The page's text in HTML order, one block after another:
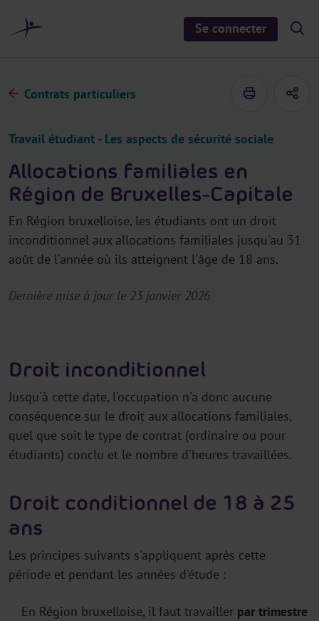
Se connecter
S
i
Contrats particuliers
Travail étudiant - Les aspects de sécurité sociale
Allocations familiales en
Région de Bruxelles-Capitale
En Région bruxelloise, les étudiants ont un droit
inconditionnel aux allocations familiales jusqu'au 31
août de l'année où ils atteignent l'âge de 18 ans.
Dernière mise à jour le 23 janvier 2026
Droit inconditionnel
Jusqu'à cette date, l'occupation n'a donc aucune
conséquence sur le droit aux allocations familiales,
quel que soit le type de contrat (ordinaire ou pour
étudiants) conclu et le nombre d'heures travaillées.
Droit conditionnel de 18 à 25
ans
Les principes suivants s'appliquent après cette
période et pendant les années d'étude :
En Région bruxelloise, il faut travailler par trimestre